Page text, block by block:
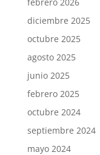
diciembre 2025
octubre 2025
agosto 2025
junio 2025
febrero 2025
octubre 2024
septiembre 2024
mayo 2024